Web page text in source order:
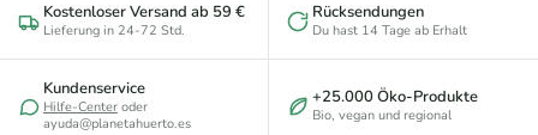
Kostenloser Versand ab 59 €
Lieferung in 24-72 Std.
Rücksendungen
Du hast 14 Tage ab Erhalt
Kundenservice
Hilfe-Center oder
ayuda@planetahuerto.es
+25.000 Öko-Produkte
Bio, vegan und regional